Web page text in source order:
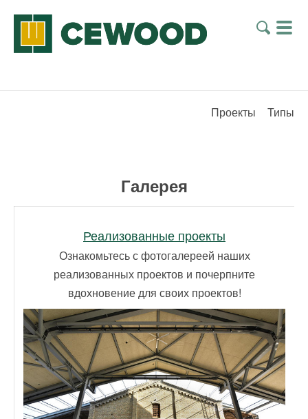
Проекты Типы
Галерея
Реализованные проекты
Ознакомьтесь с фотогалереей наших
реализованных проектов и почерпните
вдохновение для своих проектов!